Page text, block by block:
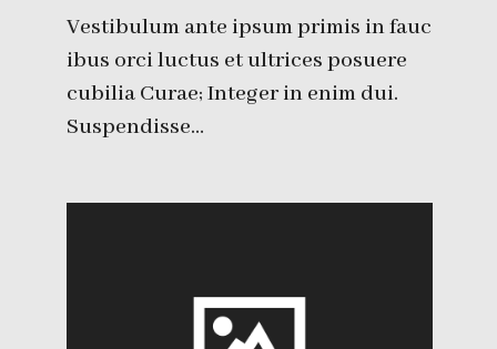
Vestibulum ante ipsum primis in fauc
ibus orci luctus et ultrices posuere
cubilia Curae; Integer in enim dui.
Suspendisse…